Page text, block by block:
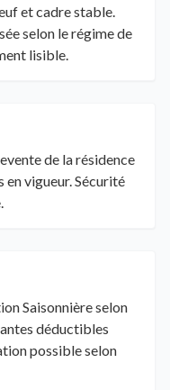
et cadre stable.
selon le régime de
lisible.
de la résidence
vigueur. Sécurité
Saisonnière selon
déductibles
possible selon